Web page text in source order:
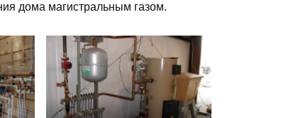
дома магистральным газом.